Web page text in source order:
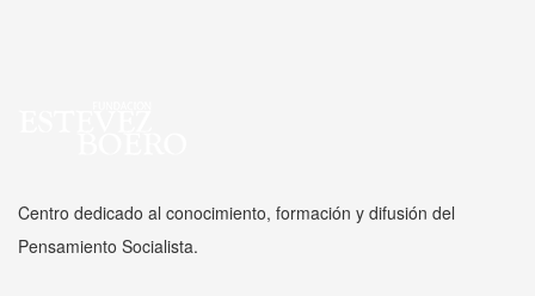
Centro dedicado al conocimiento, formación y difusión del
Pensamiento Socialista.